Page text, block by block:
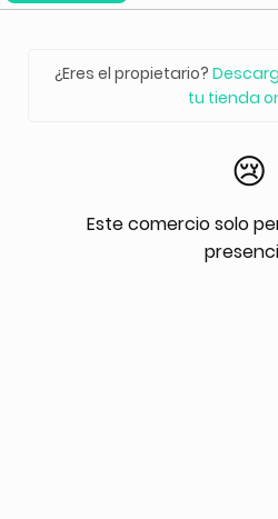
¿Eres el propietario?
tu tienda
😢
Este comercio solo